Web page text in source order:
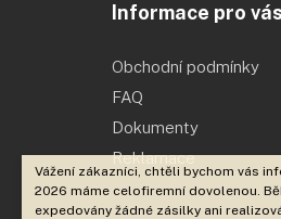
Vážení zákazníci, chtěli bychom vás
2026 máme celofiremní dovolenou.
expedovány žádné zásilky ani
Informace pro vás
Obchodní podmínky
FAQ
Dokumenty
Reklamace